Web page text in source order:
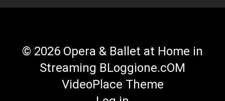
VideoPlace Theme
FacebookTwitterYouTube
RSS